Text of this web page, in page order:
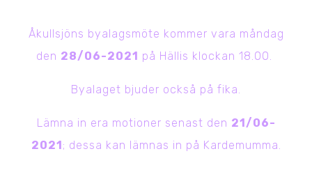
Åkullsjöns byalagsmöte kommer vara måndag
den 28/06-2021 på Hällis klockan 18.00.
Byalaget bjuder också på fika.
Lämna in era motioner senast den 21/06-
2021 ; dessa kan lämnas in på Kardemumma.